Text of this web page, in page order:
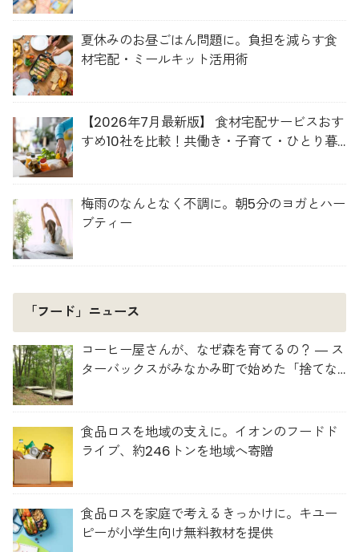
夏休みのお昼ごはん問題に。負担を減らす食
材宅配・ミールキット活用術
【2026年7月最新版】 食材宅配サービスおす
すめ10社を比較！共働き・子育て・ひとり暮
梅雨のなんとなく不調に。朝5分のヨガとハー
ブティー
「フード」ニュース
コーヒー屋さんが、なぜ森を育てるの？ ― ス
ターバックスがみなかみ町で始めた「捨てな
食品ロスを地域の支えに。イオンのフードド
ライブ、約246トンを地域へ寄贈
食品ロスを家庭で考えるきっかけに。キユー
ピーが小学生向け無料教材を提供